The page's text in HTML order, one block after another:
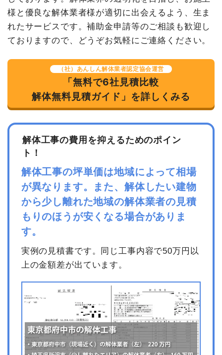
円
植木・植栽撤去 4m³
12,000
48,000円
90,000円
円
消費税
1,610,000円
合計金額
17,710,000
円
小計
3,910,000円
消費税
391,000円
合計金額
4,301,000円
建物の種類/構造 内装解体住宅1階建て
坪数 33坪
建物解体費用 102万3,000円
総額 112万5,300円
品名 数量 単価
金額
内装解体住宅33坪1階建
33坪 31,000円 1,023,000円
諸経費
0円
消費税
102,300円
1,125,300円
様と優良な解体業者様が適切に出会えるよう、生ま
れたサービスです。補助金申請等のご相談も歓迎し
ておりますので、どうぞお気軽にご連絡ください。
（社）あんしん解体業者認定協会運営
「無料で6社見積比較
解体無料見積ガイド」を詳しくみる
解体工事の費用を抑えるためのポイン
ト！
解体工事の坪単価は地域によって相場
が異なります。また、解体したい建物
から少し離れた地域の解体業者の見積
もりのほうが安くなる場合がありま
す。
実例の見積書です。同じ工事内容で50万円以
上の金額差が出ています。